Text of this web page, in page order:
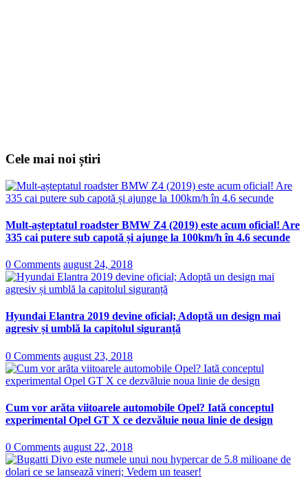
Cele mai noi știri
Mult-așteptatul roadster BMW Z4 (2019) este acum oficial! Are
335 cai putere sub capotă și ajunge la 100km/h în 4.6 secunde
0 Comments august 24, 2018
Hyundai Elantra 2019 devine oficial; Adoptă un design mai
agresiv și umblă la capitolul siguranță
0 Comments august 23, 2018
Cum vor arăta viitoarele automobile Opel? Iată conceptul
experimental Opel GT X ce dezvăluie noua linie de design
0 Comments august 22, 2018